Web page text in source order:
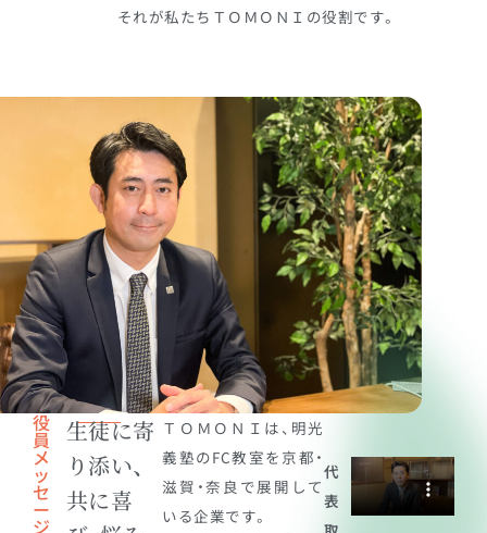
それが私たちＴＯＭＯＮＩの役割です。
役
員
メ
ッ
セ
ー
ジ
生徒に寄
り添い、
共に喜
ＴＯＭＯＮＩは、明光
義塾のFC教室を京都・
滋賀・奈良で展開して
いる企業です。
代
表